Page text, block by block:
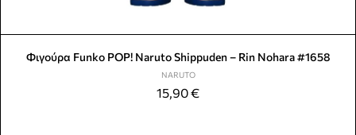
Φιγούρα Funko POP! Naruto Shippuden – Rin Nohara #1658
NARUTO
15,90€